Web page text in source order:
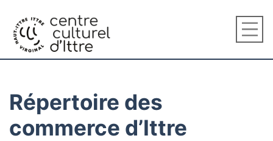
Répertoire des
commerce d’Ittre